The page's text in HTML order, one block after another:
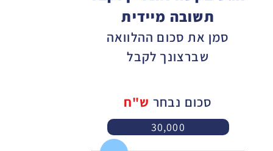
תשובה מיידית
סמן את סכום ההלוואה
שברצונך לקבל
סכום נבחר ש"ח
30,000